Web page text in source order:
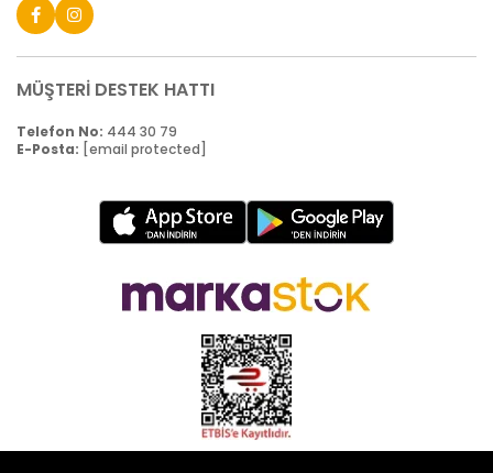
MÜŞTERİ DESTEK HATTI
Telefon No: 444 30 79
E-Posta: [email protected]